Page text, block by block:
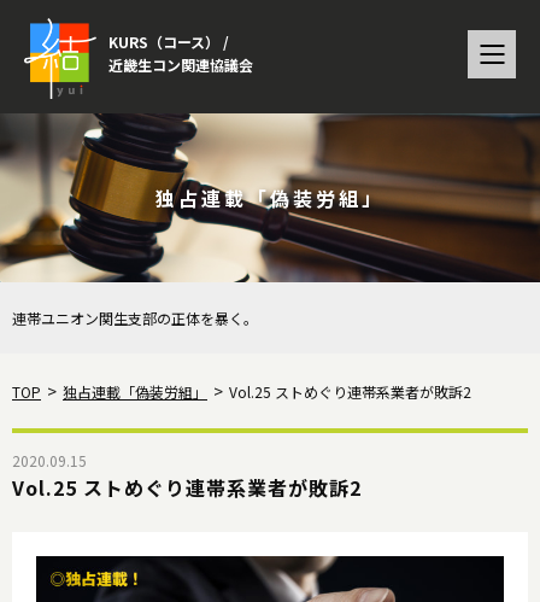
KURS（コース） /
近畿生コン関連協議会
独占連載「偽装労組」
連帯ユニオン関生支部の正体を暴く。
TOP 独占連載「偽装労組」 Vol.25 ストめぐり連帯系業者が敗訴2
2020.09.15
Vol.25 ストめぐり連帯系業者が敗訴2